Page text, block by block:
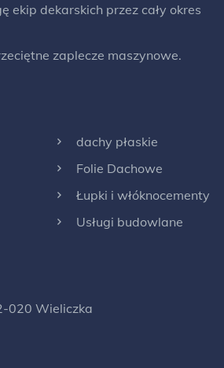
ekip dekarskich przez cały okres
zaplecze maszynowe.
dachy płaskie
Folie Dachowe
Łupki i włóknocementy
Usługi budowlane
020 Wieliczka